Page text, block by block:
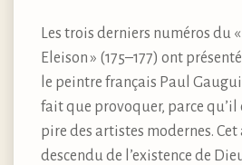
Les trois derniers numéros du
Eleison » (175–177) ont
le peintre français Paul
fait que provoquer, parce qu’il
pire des artistes modernes. Cet
descendu de l’existence de